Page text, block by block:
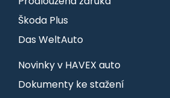
Škoda Plus
Das WeltAuto
Novinky v HAVEX auto
Dokumenty ke stažení